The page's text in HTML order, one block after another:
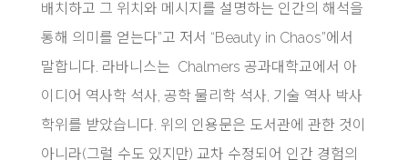
배치하고 그 위치와 메시지를 설명하는 인간의 해석을
통해 의미를 얻는다”고 저서 “Beauty in Chaos”에서
말합니다. 라바니스는 Chalmers 공과대학교에서 아
이디어 역사학 석사, 공학 물리학 석사, 기술 역사 박사
학위를 받았습니다. 위의 인용문은 도서관에 관한 것이
아니라(그럴 수도 있지만) 교차 수정되어 인간 경험의